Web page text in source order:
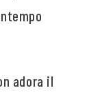
adora il